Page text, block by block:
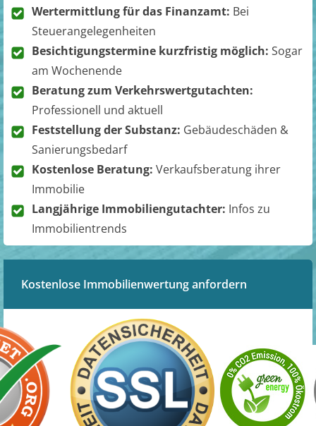
Wertermittlung für das Finanzamt: Bei
Steuerangelegenheiten
Besichtigungstermine kurzfristig möglich: Sogar
am Wochenende
Beratung zum Verkehrswertgutachten:
Professionell und aktuell
Feststellung der Substanz: Gebäudeschäden &
Sanierungsbedarf
Kostenlose Beratung: Verkaufsberatung ihrer
Immobilie
Langjährige Immobiliengutachter: Infos zu
Immobilientrends
Kostenlose Immobilienwertung anfordern